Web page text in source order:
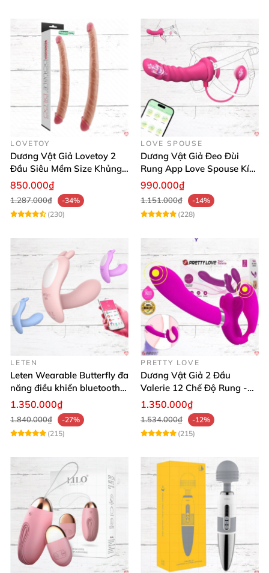
LOVETOY
Dương Vật Giả Lovetoy 2
Đầu Siêu Mềm Size Khủng
Thăng Hoa
850.000₫
1.287.000₫
-34%
(230)
LOVE SPOUSE
Dương Vật Giả Đeo Đùi
Rung App Love Spouse Kích
Thích Cho Les
990.000₫
1.151.000₫
-14%
(228)
LETEN
Leten Wearable Butterfly đa
năng điều khiển bluetooth,
siêu thật, dễ dùng
1.350.000₫
1.840.000₫
-27%
(215)
PRETTY LOVE
Dương Vật Giả 2 Đầu
Valerie 12 Chế Độ Rung -
Tăng Khoái Cảm
1.350.000₫
1.534.000₫
-12%
(215)